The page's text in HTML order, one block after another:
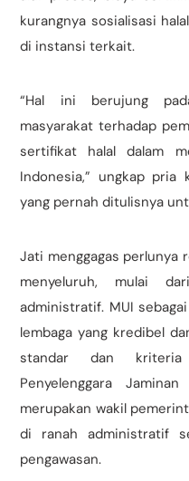
kurangnya sosialisasi
di instansi terkait.
“Hal ini berujung
masyarakat terhadap
sertifikat halal dalam
Indonesia,” ungkap pria
yang pernah ditulisnya
Jati menggagas perlunya
menyeluruh, mulai
administratif. MUI
lembaga yang kredibel
standar dan kriteria
Penyelenggara
merupakan wakil
di ranah administratif
pengawasan.